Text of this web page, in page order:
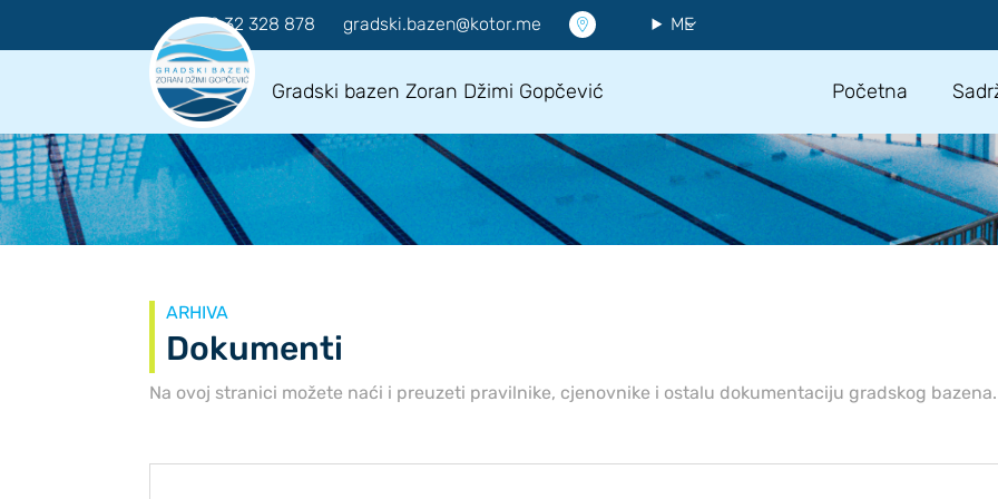
+382 32 328 878 gradski.bazen@kotor.me ME
Gradski bazen Zoran Džimi Gopčević Početna
ARHIVA
Dokumenti
Na ovoj stranici možete naći i preuzeti pravilnike, cjenovnike i ostalu dokumentaciju gradskog bazena.